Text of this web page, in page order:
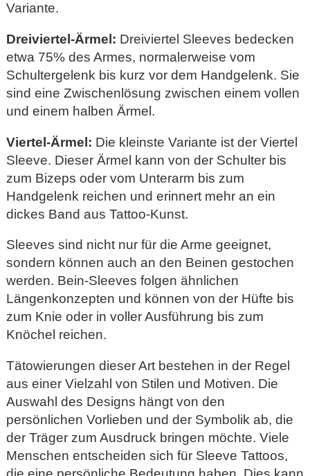
Variante.
Dreiviertel-Ärmel: Dreiviertel Sleeves bedecken
etwa 75% des Armes, normalerweise vom
Schultergelenk bis kurz vor dem Handgelenk. Sie
sind eine Zwischenlösung zwischen einem vollen
und einem halben Ärmel.
Viertel-Ärmel: Die kleinste Variante ist der Viertel
Sleeve. Dieser Ärmel kann von der Schulter bis
zum Bizeps oder vom Unterarm bis zum
Handgelenk reichen und erinnert mehr an ein
dickes Band aus Tattoo-Kunst.
Sleeves sind nicht nur für die Arme geeignet,
sondern können auch an den Beinen gestochen
werden. Bein-Sleeves folgen ähnlichen
Längenkonzepten und können von der Hüfte bis
zum Knie oder in voller Ausführung bis zum
Knöchel reichen.
Tätowierungen dieser Art bestehen in der Regel
aus einer Vielzahl von Stilen und Motiven. Die
Auswahl des Designs hängt von den
persönlichen Vorlieben und der Symbolik ab, die
der Träger zum Ausdruck bringen möchte. Viele
Menschen entscheiden sich für Sleeve Tattoos,